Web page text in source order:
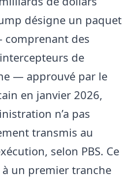
désigne un paquet
comprenant des
de
— approuvé par le
en janvier 2026,
n’a pas
transmis au
selon PBS. Ce
à un premier tranche